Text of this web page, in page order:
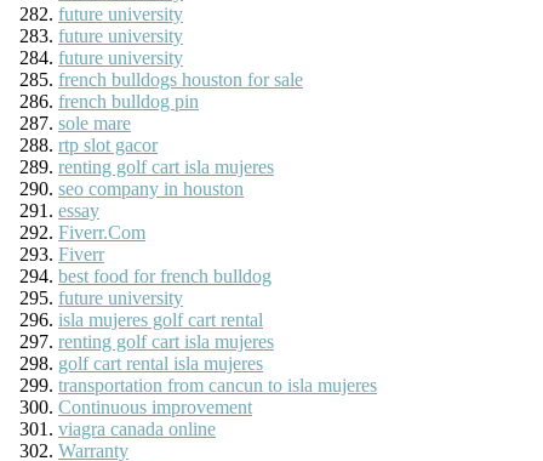
future university
future university
future university
french bulldogs houston for sale
french bulldog pin
sole mare
rtp slot gacor
renting golf cart isla mujeres
seo company in houston
essay
Fiverr.Com
Fiverr
best food for french bulldog
future university
isla mujeres golf cart rental
renting golf cart isla mujeres
golf cart rental isla mujeres
transportation from cancun to isla mujeres
Continuous improvement
viagra canada online
Warranty